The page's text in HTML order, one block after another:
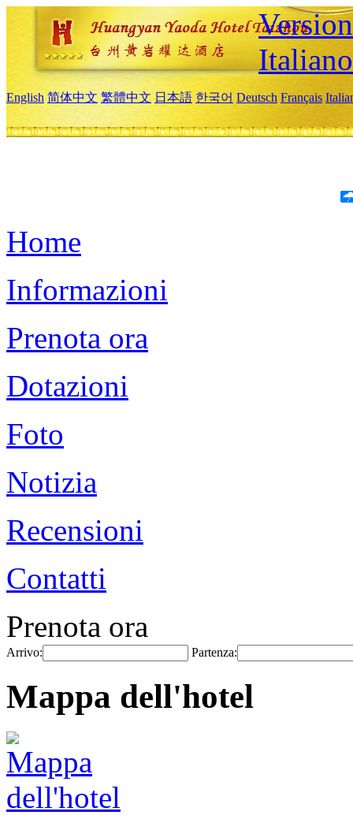
Italiano
English 简体中文 繁體中文 日本語 한국어 Deutsch Français
Home
Informazioni
Prenota ora
Dotazioni
Foto
Notizia
Recensioni
Contatti
Prenota ora
Arrivo: Partenza:
Mappa dell'hotel